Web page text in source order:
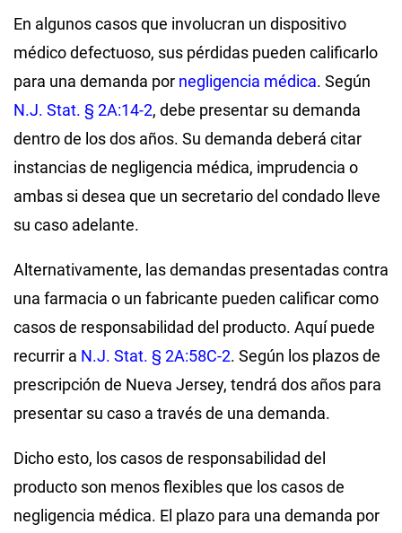
En algunos casos que involucran un dispositivo
médico defectuoso, sus pérdidas pueden calificarlo
para una demanda por negligencia médica. Según
N.J. Stat. § 2A:14-2, debe presentar su demanda
dentro de los dos años. Su demanda deberá citar
instancias de negligencia médica, imprudencia o
ambas si desea que un secretario del condado lleve
su caso adelante.
Alternativamente, las demandas presentadas contra
una farmacia o un fabricante pueden calificar como
casos de responsabilidad del producto. Aquí puede
recurrir a N.J. Stat. § 2A:58C-2. Según los plazos de
prescripción de Nueva Jersey, tendrá dos años para
presentar su caso a través de una demanda.
Dicho esto, los casos de responsabilidad del
producto son menos flexibles que los casos de
negligencia médica. El plazo para una demanda por